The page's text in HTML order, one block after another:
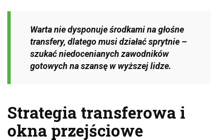
Warta nie dysponuje środkami na głośne
transfery, dlatego musi działać sprytnie –
szukać niedocenianych zawodników
gotowych na szansę w wyższej lidze.
Strategia transferowa i
okna przejściowe